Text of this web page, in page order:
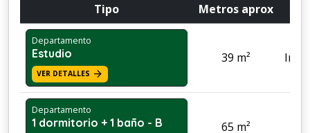
Tipo Metros aprox
Departamento
Estudio
VER DETALLES arrow_forward
39 m²
Departamento
1 dormitorio + 1 baño - B 65 m²